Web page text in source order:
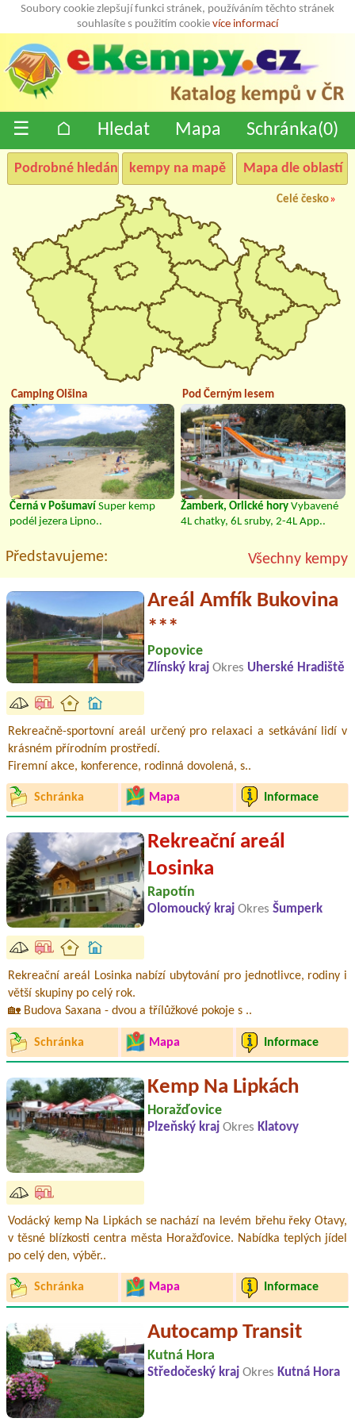
Soubory cookie zlepšují funkci stránek, používáním těchto stránek
souhlasíte s použitím cookie více informací
☰ ⌂ Hledat Mapa Schránka(0)
Podrobné hledání kempy na mapě Mapa dle oblastí
Celé česko»
Camping Olšina
Černá v Pošumaví Super kemp
podél jezera Lipno..
Pod Černým lesem
Žamberk, Orlické hory Vybavené
4L chatky, 6L sruby, 2-4L App..
Představujeme: Všechny kempy
Areál Amfík Bukovina
***
Popovice
Zlínský kraj Okres Uherské Hradiště
Rekreačně-sportovní areál určený pro relaxaci a setkávání lidí v
krásném přírodním prostředí.
Firemní akce, konference, rodinná dovolená, s..
Schránka Mapa Informace
Rekreační areál
Losinka
Rapotín
Olomoucký kraj Okres Šumperk
Rekreační areál Losinka nabízí ubytování pro jednotlivce, rodiny i
větší skupiny po celý rok.
🏡 Budova Saxana - dvou a třílůžkové pokoje s ..
Schránka Mapa Informace
Kemp Na Lipkách
Horažďovice
Plzeňský kraj Okres Klatovy
Vodácký kemp Na Lipkách se nachází na levém břehu řeky Otavy,
v těsné blízkosti centra města Horažďovice. Nabídka teplých jídel
po celý den, výběr..
Schránka Mapa Informace
Autocamp Transit
Kutná Hora
Středočeský kraj Okres Kutná Hora